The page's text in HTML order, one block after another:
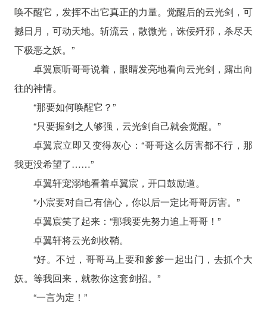
唤不醒它，发挥不出它真正的力量。觉醒后的云光剑，可
撼日月，可动天地。斩流云，散微光，诛佞歼邪，杀尽天
下极恶之妖。”
卓翼宸听哥哥说着，眼睛发亮地看向云光剑，露出向
往的神情。
“那要如何唤醒它？”
“只要握剑之人够强，云光剑自己就会觉醒。”
卓翼宸立即又变得灰心：“哥哥这么厉害都不行，那
我更没希望了……”
卓翼轩宠溺地看着卓翼宸，开口鼓励道。
“小宸要对自己有信心，你以后一定比哥哥厉害。”
卓翼宸笑了起来：“那我要先努力追上哥哥！”
卓翼轩将云光剑收鞘。
“好。不过，哥哥马上要和爹爹一起出门，去抓个大
妖。等我回来，就教你这套剑招。”
“一言为定！”